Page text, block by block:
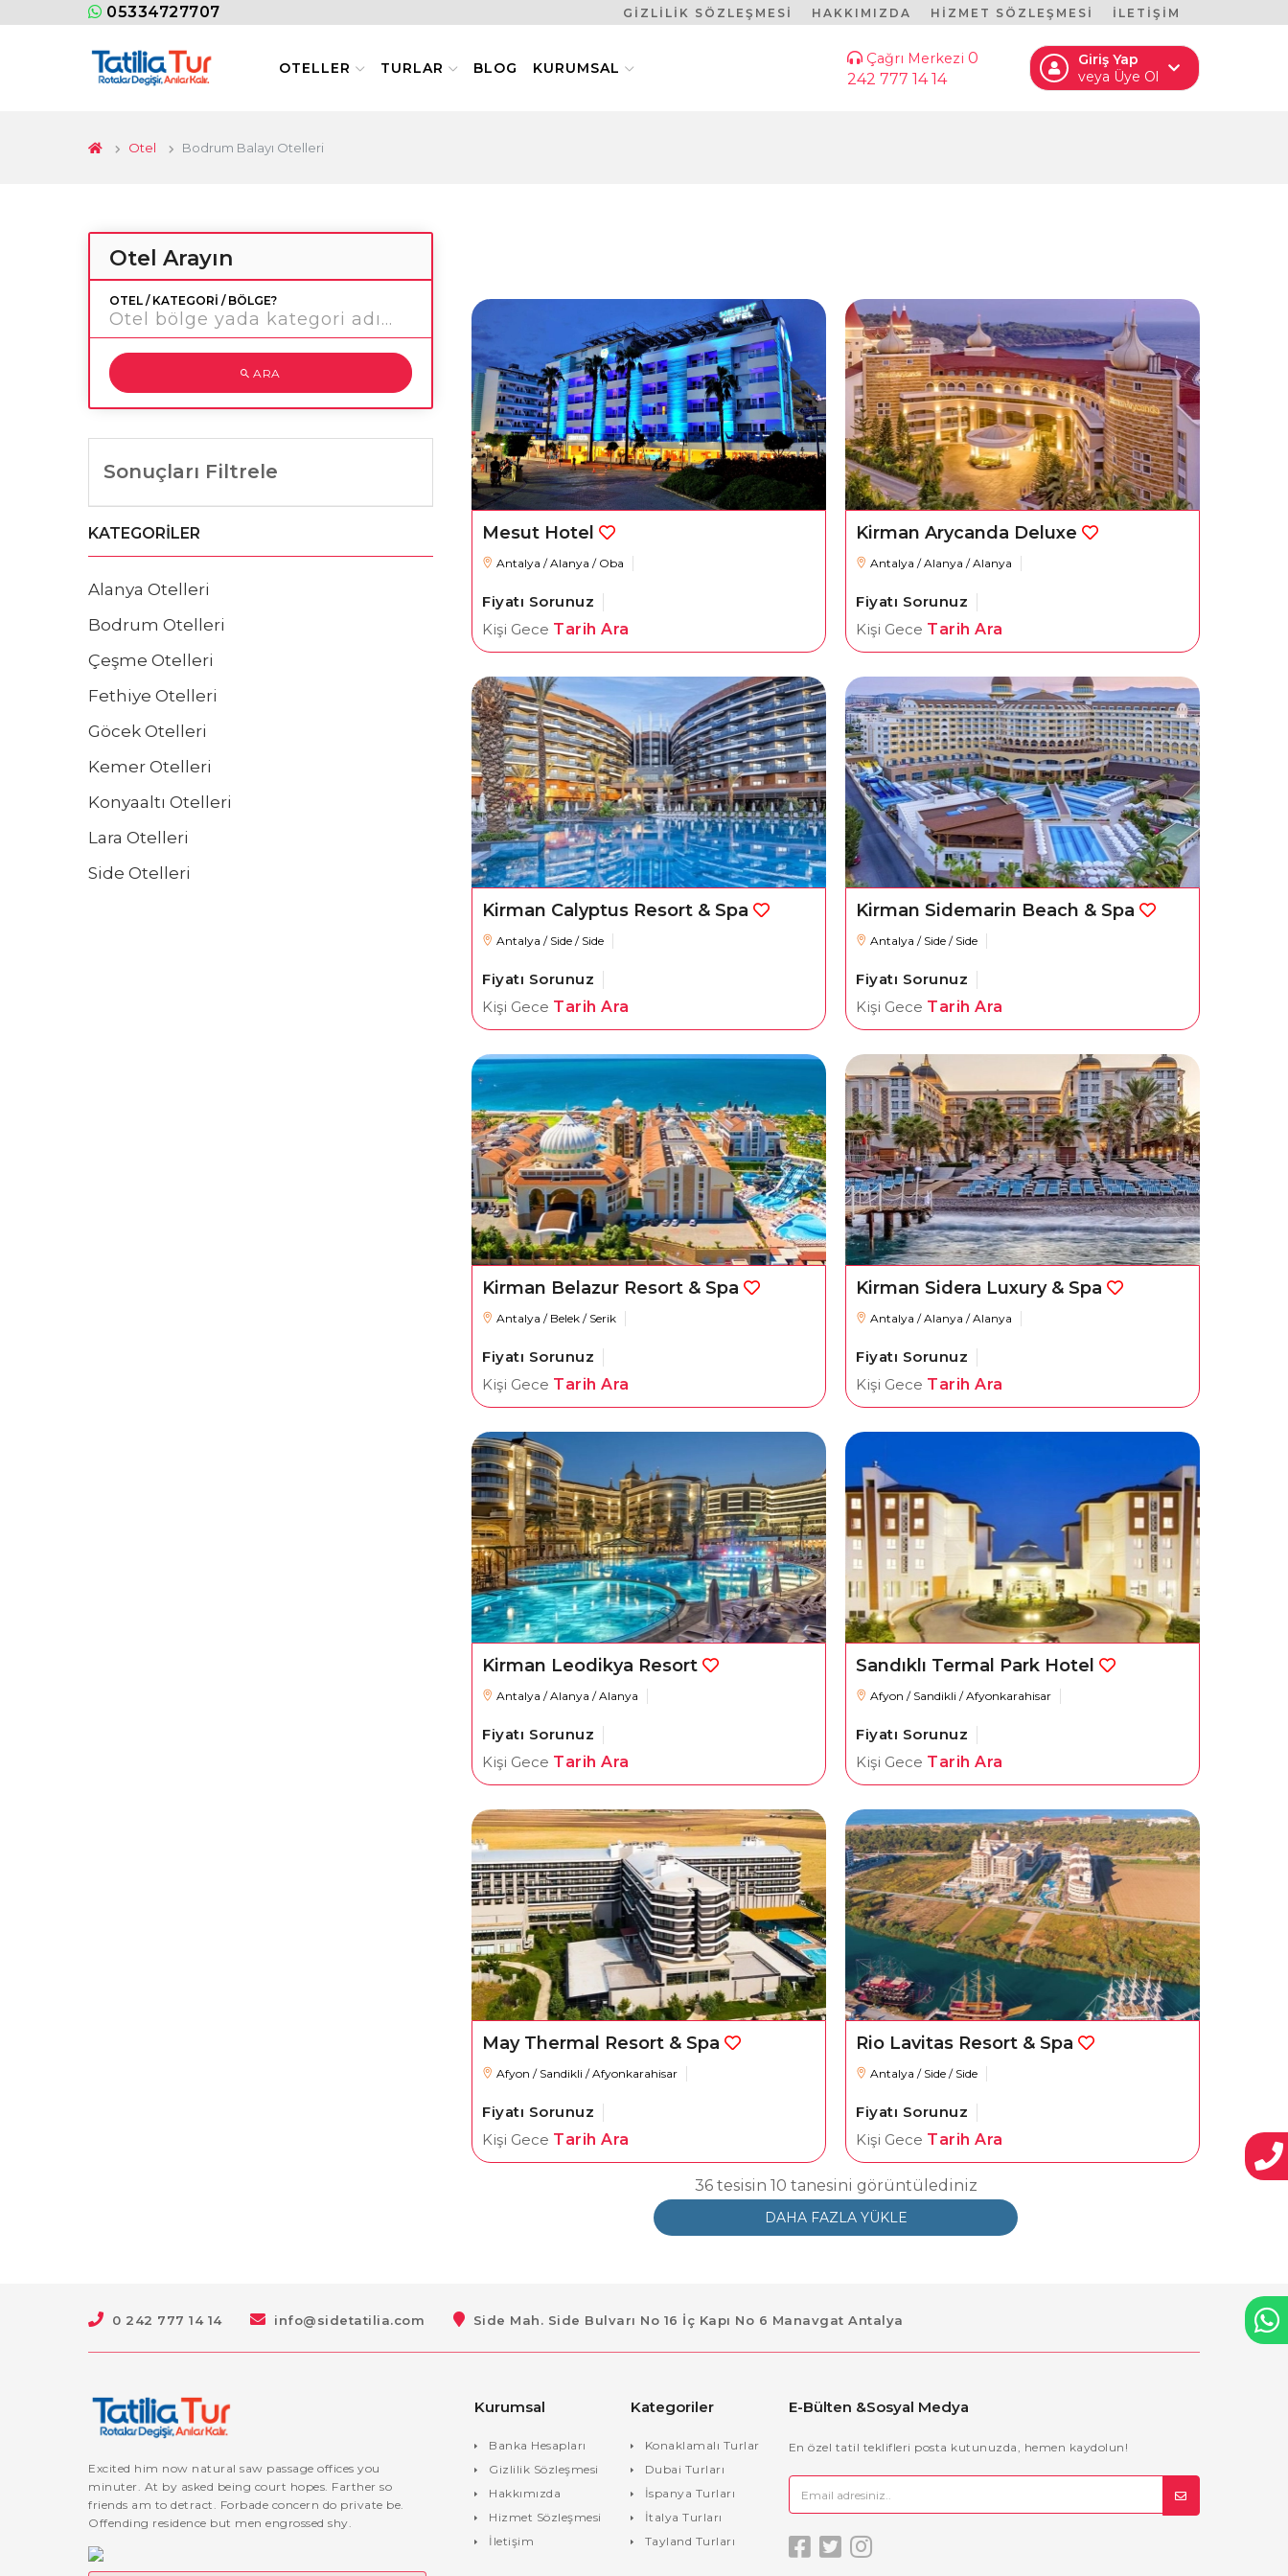
05334727707 GİZLİLİK SÖZLEŞMESİ HAKKIMIZDA HİZMET SÖZLEŞMESİ İLETİŞİM
Çağrı Merkezi 0
242 777 14 14
Giriş Yap
veya Üye Ol
OTELLER TURLAR BLOG KURUMSAL
Otel Bodrum Balayı Otelleri
Otel Arayın
OTEL / KATEGORI / BÖLGE?
ARA
Sonuçları Filtrele
KATEGORILER
Alanya Otelleri
Bodrum Otelleri
Çeşme Otelleri
Fethiye Otelleri
Göcek Otelleri
Kemer Otelleri
Konyaaltı Otelleri
Lara Otelleri
Side Otelleri
Mesut Hotel
Antalya / Alanya / Oba
Fiyatı Sorunuz
Kişi Gece Tarih Ara
Kirman Arycanda Deluxe
Antalya / Alanya / Alanya
Fiyatı Sorunuz
Kişi Gece Tarih Ara
Kirman Calyptus Resort & Spa
Antalya / Side / Side
Fiyatı Sorunuz
Kişi Gece Tarih Ara
Kirman Sidemarin Beach & Spa
Antalya / Side / Side
Fiyatı Sorunuz
Kişi Gece Tarih Ara
Kirman Belazur Resort & Spa
Antalya / Belek / Serik
Fiyatı Sorunuz
Kişi Gece Tarih Ara
Kirman Sidera Luxury & Spa
Antalya / Alanya / Alanya
Fiyatı Sorunuz
Kişi Gece Tarih Ara
Kirman Leodikya Resort
Antalya / Alanya / Alanya
Fiyatı Sorunuz
Kişi Gece Tarih Ara
Sandıklı Termal Park Hotel
Afyon / Sandikli / Afyonkarahisar
Fiyatı Sorunuz
Kişi Gece Tarih Ara
May Thermal Resort & Spa
Afyon / Sandikli / Afyonkarahisar
Fiyatı Sorunuz
Kişi Gece Tarih Ara
Rio Lavitas Resort & Spa
Antalya / Side / Side
Fiyatı Sorunuz
Kişi Gece Tarih Ara
36 tesisin 10 tanesini görüntülediniz
DAHA FAZLA YÜKLE
0 242 777 14 14 info@sidetatilia.com Side Mah. Side Bulvarı No 16 İç Kapı No 6 Manavgat Antalya
Excited him now natural saw passage offices you
minuter. At by asked being court hopes. Farther so
friends am to detract. Forbade concern do private be.
Offending residence but men engrossed shy.
Kurumsal
Banka Hesapları
Gizlilik Sözleşmesi
Hakkımızda
Hizmet Sözleşmesi
İletişim
Kategoriler
Konaklamalı Turlar
Dubai Turları
İspanya Turları
İtalya Turları
Tayland Turları
E-Bülten &Sosyal Medya
En özel tatil teklifleri posta kutunuzda, hemen kaydolun!